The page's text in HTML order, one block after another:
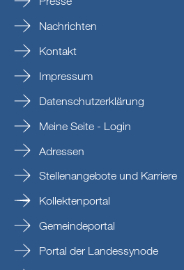
Nachrichten
Kontakt
Impressum
Datenschutzerklärung
Meine Seite - Login
Adressen
Stellenangebote und Karriere
Kollektenportal
Gemeindeportal
Portal der Landessynode